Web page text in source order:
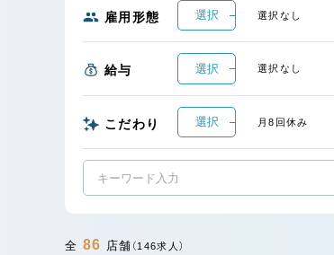
雇用形態 選択 選択なし
給与 選択 選択なし
こだわり 選択 月8回休み
全 86 店舗 （146求人）